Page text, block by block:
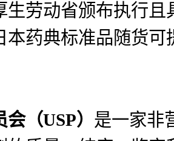
生劳动省颁布执行
本药典标准品随货
会（USP） 是一家非